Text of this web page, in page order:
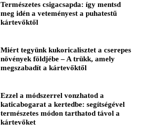
Természetes csigacsapda: így mentsd
meg idén a veteményest a puhatestű
kártevőktől
Miért tegyünk kukoricalisztet a cserepes
növények földjébe – A trükk, amely
megszabadít a kártevőktől
Ezzel a módszerrel vonzhatod a
katicabogarat a kertedbe: segítségével
természetes módon tarthatod távol a
kártevőket